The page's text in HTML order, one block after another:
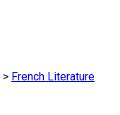
> French Literature